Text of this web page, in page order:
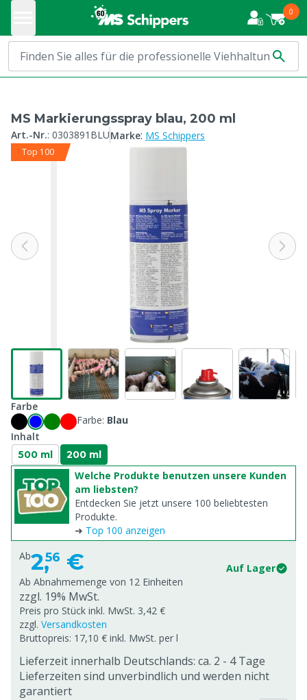
0
MS Markierungsspray blau, 200 ml
Art.-Nr.: 0303891BLUMarke: MS Schippers
Top 100
Farbe
Farbe: Blau
Inhalt
500 ml 200 ml
Welche Produkte benutzen unsere Kunden
am liebsten?
Entdecken Sie jetzt unsere 100 beliebtesten
Produkte.
➜ Top 100 anzeigen
Ab2,56 €
Auf Lager
Ab Abnahmemenge von 12 Einheiten
zzgl. 19% MwSt.
Preis pro Stück inkl. MwSt. 3,42 €
zzgl. Versandkosten
Bruttopreis: 17,10 € inkl. MwSt. per l
Lieferzeit innerhalb Deutschlands: ca. 2 - 4 Tage
Lieferzeiten sind unverbindlich und werden nicht
garantiert